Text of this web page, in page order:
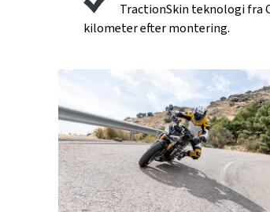
TractionSkin teknologi fra
kilometer efter montering.